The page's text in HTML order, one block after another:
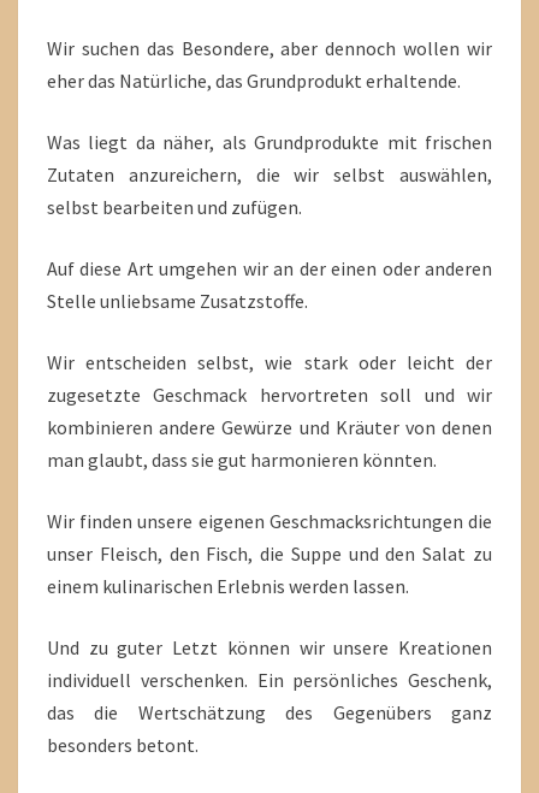
Wir suchen das Besondere, aber dennoch wollen wir
eher das Natürliche, das Grundprodukt erhaltende.
Was liegt da näher, als Grundprodukte mit frischen
Zutaten anzureichern, die wir selbst auswählen,
selbst bearbeiten und zufügen.
Auf diese Art umgehen wir an der einen oder anderen
Stelle unliebsame Zusatzstoffe.
Wir entscheiden selbst, wie stark oder leicht der
zugesetzte Geschmack hervortreten soll und wir
kombinieren andere Gewürze und Kräuter von denen
man glaubt, dass sie gut harmonieren könnten.
Wir finden unsere eigenen Geschmacksrichtungen die
unser Fleisch, den Fisch, die Suppe und den Salat zu
einem kulinarischen Erlebnis werden lassen.
Und zu guter Letzt können wir unsere Kreationen
individuell verschenken. Ein persönliches Geschenk,
das die Wertschätzung des Gegenübers ganz
besonders betont.